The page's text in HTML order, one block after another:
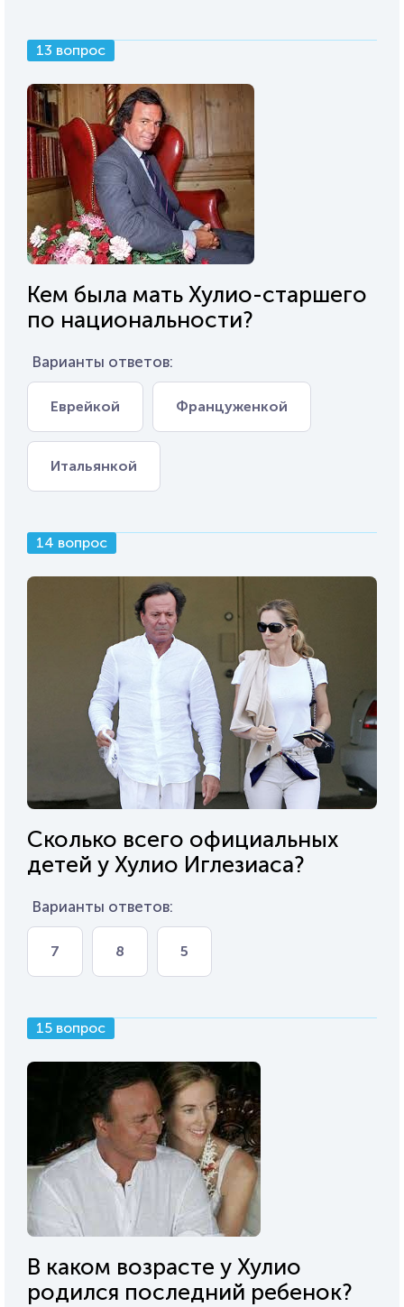
13 вопрос
Кем была мать Хулио-старшего
по национальности?
Варианты ответов:
Еврейкой Француженкой
Итальянкой
14 вопрос
Сколько всего официальных
детей у Хулио Иглезиаса?
Варианты ответов:
7 8 5
15 вопрос
В каком возрасте у Хулио
родился последний ребенок?